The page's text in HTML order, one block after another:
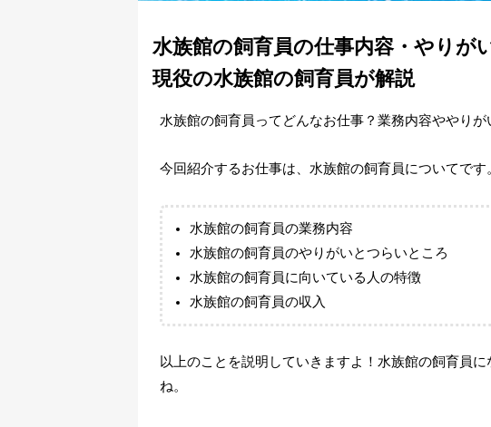
水族館の飼育員の仕事内容・やりが
現役の水族館の飼育員が解説
水族館の飼育員ってどんなお仕事？業務内容ややりが
今回紹介するお仕事は、水族館の飼育員についてです
水族館の飼育員の業務内容
水族館の飼育員のやりがいとつらいところ
水族館の飼育員に向いている人の特徴
水族館の飼育員の収入
以上のことを説明していきますよ！水族館の飼育員
ね。